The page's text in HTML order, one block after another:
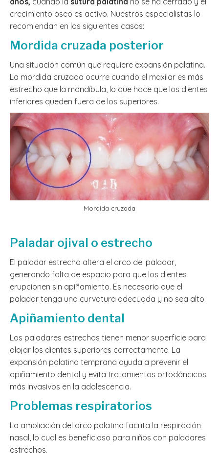
crecimiento óseo es activo. Nuestros especialistas lo
recomiendan en los siguientes casos:
Mordida cruzada posterior
Una situación común que requiere expansión palatina.
La mordida cruzada ocurre cuando el maxilar es más
estrecho que la mandíbula, lo que hace que los dientes
inferiores queden fuera de los superiores.
Mordida cruzada
Paladar ojival o estrecho
El paladar estrecho altera el arco del paladar,
generando falta de espacio para que los dientes
erupcionen sin apiñamiento. Es necesario que el
paladar tenga una curvatura adecuada y no sea alto.
Apiñamiento dental
Los paladares estrechos tienen menor superficie para
alojar los dientes superiores correctamente. La
expansión palatina temprana ayuda a prevenir el
apiñamiento dental y evita tratamientos ortodóncicos
más invasivos en la adolescencia.
Problemas respiratorios
La ampliación del arco palatino facilita la respiración
nasal, lo cual es beneficioso para niños con paladares
estrechos.